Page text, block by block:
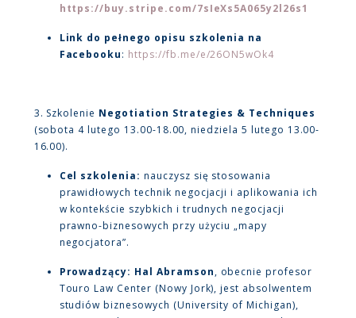
https://buy.stripe.com/7sIeXs5A065y2l26s1
Link do pełnego opisu szkolenia na
Facebooku: https://fb.me/e/26ON5wOk4
3. Szkolenie Negotiation Strategies & Techniques
(sobota 4 lutego 13.00-18.00, niedziela 5 lutego 13.00-
16.00).
Cel szkolenia: nauczysz się stosowania
prawidłowych technik negocjacji i aplikowania ich
w kontekście szybkich i trudnych negocjacji
prawno-biznesowych przy użyciu „mapy
negocjatora”.
Prowadzący: Hal Abramson, obecnie profesor
Touro Law Center (Nowy Jork), jest absolwentem
studiów biznesowych (University of Michigan),